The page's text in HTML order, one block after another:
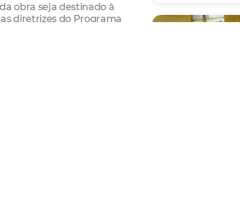
obra seja destinado à
diretrizes do Programa